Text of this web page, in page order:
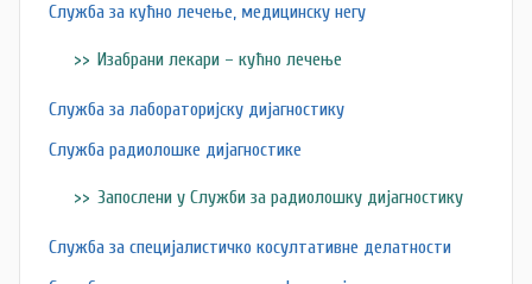
Служба за кућно лечење, медицинску негу
Изабрани лекари – кућно лечење
Служба за лабораторијску дијагностику
Служба радиолошке дијагностике
Запослени у Служби за радиолошку дијагностику
Служба за специјалистичко косултативне делатности